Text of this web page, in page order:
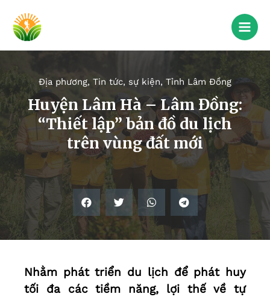
Địa phương, Tin tức, sự kiện, Tỉnh Lâm Đồng
Huyện Lâm Hà – Lâm Đồng:
“Thiết lập” bản đồ du lịch
trên vùng đất mới
Nhằm phát triển du lịch để phát huy
tối đa các tiềm năng, lợi thế về tự